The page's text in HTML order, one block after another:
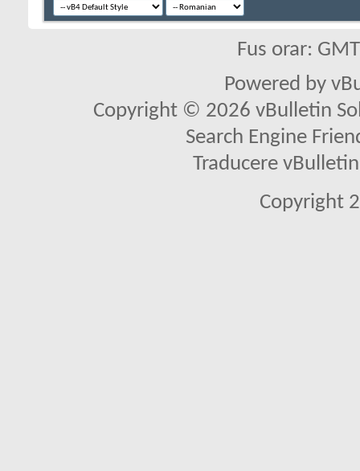
Fus orar:
Powered by
Copyright © 2026 vBulletin
Search Engine
Traducere
Copyright